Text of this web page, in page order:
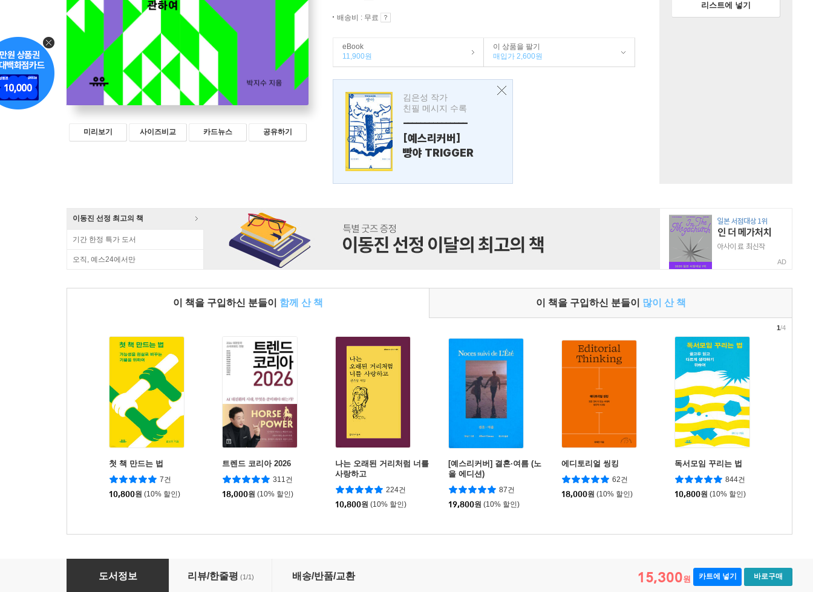
미리보기 사이즈비교 카드뉴스 공유하기
배송비 : 무료
eBook
11,900원
이 상품을 팔기
매입가 2,600원
김은성 작가
친필 메시지 수록
---------------
[예스리커버]
빵야 TRIGGER
리스트에 넣기
이동진 선정 최고의 책
기간 한정 특가 도서
오직, 예스24에서만 AD
이 책을 구입하신 분들이 함께 산 책 이 책을 구입하신 분들이 많이 산 책
첫 책 만드는 법
7건
10,800원 (10% 할인)
트렌드 코리아 2026
311건
18,000원 (10% 할인)
나는 오래된 거리처럼 너를
사랑하고
224건
10,800원 (10% 할인)
[예스리커버] 결혼·여름 (노
을 에디션)
87건
19,800원 (10% 할인)
에디토리얼 씽킹
62건
18,000원 (10% 할인)
독서모임 꾸리는 법
844건
10,800원 (10% 할인)
1/4
잡지 만드는 법
도서정보 리뷰/한줄평 (1/1) 배송/반품/교환 15,300원 카트에 넣기 바로구매